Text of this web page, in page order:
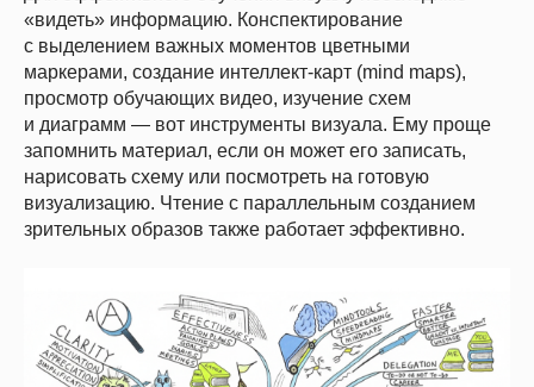
«видеть» информацию. Конспектирование
с выделением важных моментов цветными
маркерами, создание интеллект-карт (mind maps),
просмотр обучающих видео, изучение схем
и диаграмм — вот инструменты визуала. Ему проще
запомнить материал, если он может его записать,
нарисовать схему или посмотреть на готовую
визуализацию. Чтение с параллельным созданием
зрительных образов также работает эффективно.